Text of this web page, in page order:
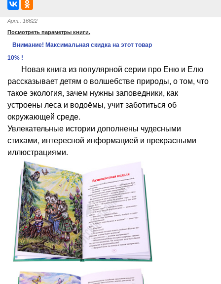
Арт.: 16622
Посмотреть параметры книги.
Внимание! Максимальная скидка на этот товар
10% !
Новая книга из популярной серии про Еню и Елю
рассказывает детям о волшебстве природы, о том, что
такое экология, зачем нужны заповедники, как
устроены леса и водоёмы, учит заботиться об
окружающей среде.
Увлекательные истории дополнены чудесными
стихами, интересной информацией и прекрасными
иллюстрациями.